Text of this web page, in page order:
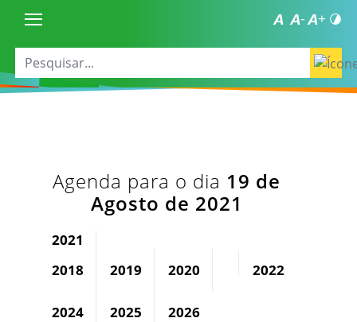
Agenda para o dia 19 de
Agosto de 2021
2021
2018
2019 2020 2022
2024 2025 2026